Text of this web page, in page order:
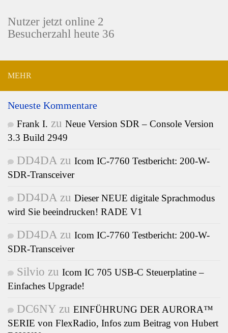
Nutzer jetzt online 2
Besucherzahl heute 36
MEHR
Neueste Kommentare
Frank I. zu Neue Version SDR – Console Version
3.3 Build 2949
DD4DA zu Icom IC-7760 Testbericht: 200-W-
SDR-Transceiver
DD4DA zu Dieser NEUE digitale Sprachmodus
wird Sie beeindrucken! RADE V1
DD4DA zu Icom IC-7760 Testbericht: 200-W-
SDR-Transceiver
Silvio zu Icom IC 705 USB-C Steuerplatine –
Einfaches Upgrade!
DC6NY zu EINFÜHRUNG DER AURORA™
SERIE von FlexRadio, Infos zum Beitrag von Hubert